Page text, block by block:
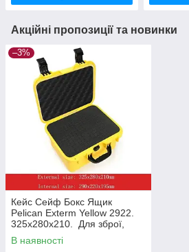
Акційні пропозиції та новинки
–3%
Кейс Сейф Бокс Ящик
Pelican Exterm Yellow 2922.
325х280х210. Для зброї,
коштовностей, точних
приладів, дронів.
В наявності